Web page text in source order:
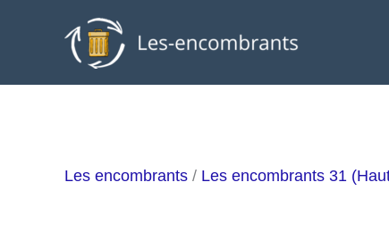
Les encombrants / Les encombrants 31